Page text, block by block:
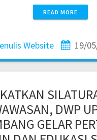
READ MORE
Website 19/
DWP
GELAR